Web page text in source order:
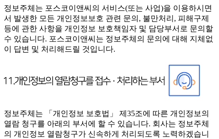
정보주체는 포스코이앤씨의 서비스(또는 사업)을 이용하시면
서 발생한 모든 개인정보보호 관련 문의, 불만처리, 피해구제
등에 관한 사항을 개인정보 보호책임자 및 담당부서로 문의할
수 있습니다. 포스코이앤씨는 정보주체의 문의에 대해 지체없
이 답변 및 처리해드릴 것입니다.
정보주체는 「개인정보 보호법」 제35조에 따른 개인정보의
열람 청구를 아래의 부서에 할 수 있습니다. 회사는 정보주체
의 개인정보 열람청구가 신속하게 처리되도록 노력하겠습니